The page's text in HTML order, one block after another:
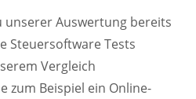
unserer Auswertung bereits
Steuersoftware Tests
Vergleich
zum Beispiel ein Online-